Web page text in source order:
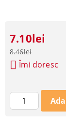
7.10lei
8.46lei
Îmi doresc